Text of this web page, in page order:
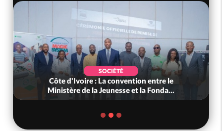
SOCIÉTÉ
Côte d'Ivoire : Peste porcine africaine, le
gouvernement défend les abattag...